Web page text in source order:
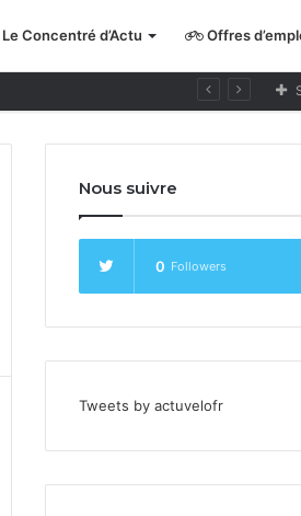
Le Concentré d’Actu Offres
Nous suivre
0 Followers
Tweets by actuvelofr